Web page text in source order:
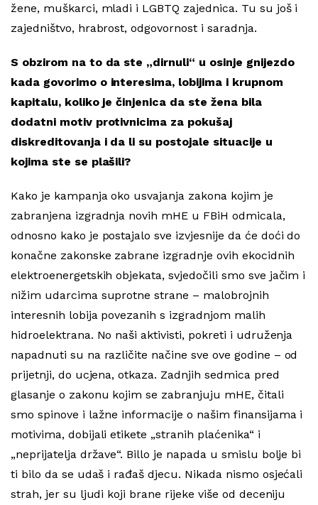
žene, muškarci, mladi i LGBTQ zajednica. Tu su još i
zajedništvo, hrabrost, odgovornost i saradnja.
S obzirom na to da ste „dirnuli“ u osinje gnijezdo
kada govorimo o interesima, lobijima i krupnom
kapitalu, koliko je činjenica da ste žena bila
dodatni motiv protivnicima za pokušaj
diskreditovanja i da li su postojale situacije u
kojima ste se plašili?
Kako je kampanja oko usvajanja zakona kojim je
zabranjena izgradnja novih mHE u FBiH odmicala,
odnosno kako je postajalo sve izvjesnije da će doći do
konačne zakonske zabrane izgradnje ovih ekocidnih
elektroenergetskih objekata, svjedočili smo sve jačim i
nižim udarcima suprotne strane – malobrojnih
interesnih lobija povezanih s izgradnjom malih
hidroelektrana. No naši aktivisti, pokreti i udruženja
napadnuti su na različite načine sve ove godine – od
prijetnji, do ucjena, otkaza. Zadnjih sedmica pred
glasanje o zakonu kojim se zabranjuju mHE, čitali
smo spinove i lažne informacije o našim finansijama i
motivima, dobijali etikete „stranih plaćenika“ i
„neprijatelja države“. Billo je napada u smislu bolje bi
ti bilo da se udaš i rađaš djecu. Nikada nismo osjećali
strah, jer su ljudi koji brane rijeke više od deceniju